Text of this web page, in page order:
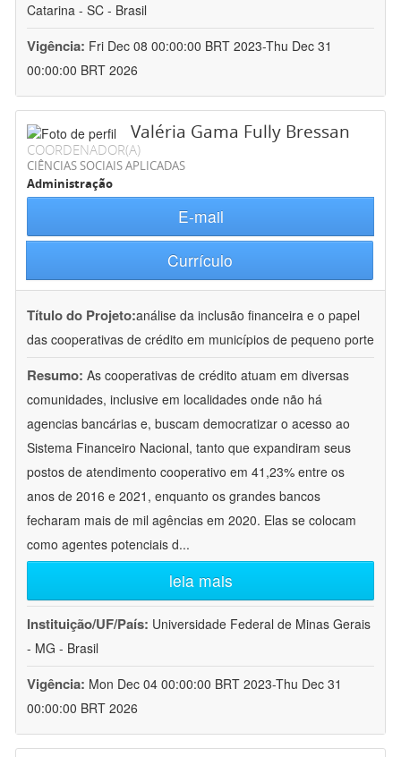
Catarina - SC - Brasil
Vigência: Fri Dec 08 00:00:00 BRT 2023-Thu Dec 31
00:00:00 BRT 2026
Valéria Gama Fully Bressan
COORDENADOR(A)
CIÊNCIAS SOCIAIS APLICADAS
Administração
E-mail
Currículo
Título do Projeto:análise da inclusão financeira e o papel
das cooperativas de crédito em municípios de pequeno porte
Resumo: As cooperativas de crédito atuam em diversas
comunidades, inclusive em localidades onde não há
agencias bancárias e, buscam democratizar o acesso ao
Sistema Financeiro Nacional, tanto que expandiram seus
postos de atendimento cooperativo em 41,23% entre os
anos de 2016 e 2021, enquanto os grandes bancos
fecharam mais de mil agências em 2020. Elas se colocam
como agentes potenciais d...
leia mais
Instituição/UF/País: Universidade Federal de Minas Gerais
- MG - Brasil
Vigência: Mon Dec 04 00:00:00 BRT 2023-Thu Dec 31
00:00:00 BRT 2026